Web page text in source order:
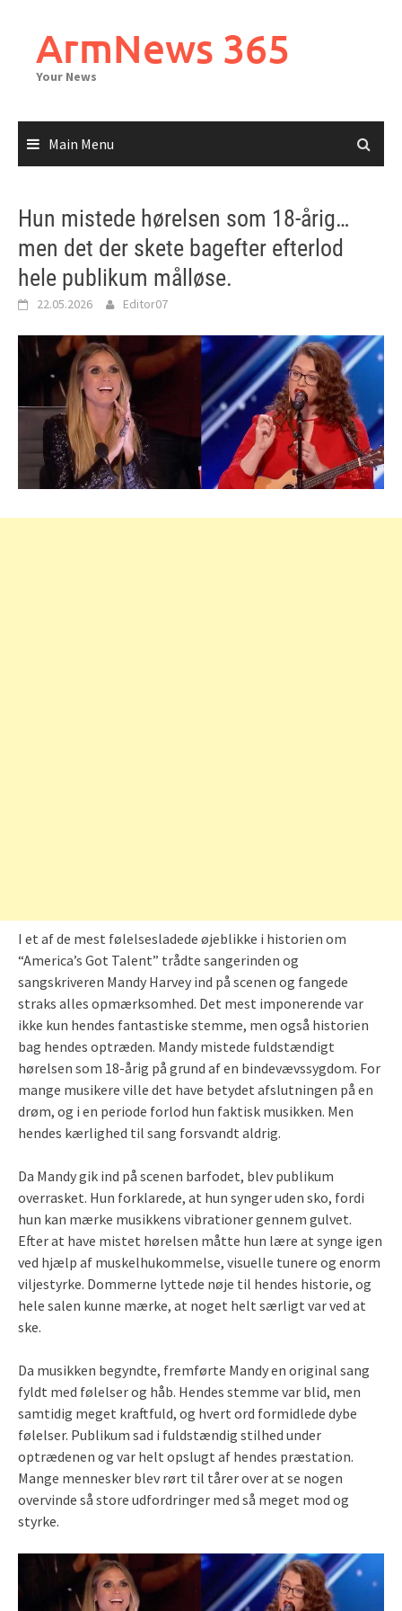
contentArmNews 365
Your News
Main Menu
Hun mistede hørelsen som 18-årig…
men det der skete bagefter efterlod
hele publikum målløse.
22.05.2026 Editor07
I et af de mest følelsesladede øjeblikke i historien om
“America’s Got Talent” trådte sangerinden og
sangskriveren Mandy Harvey ind på scenen og fangede
straks alles opmærksomhed. Det mest imponerende var
ikke kun hendes fantastiske stemme, men også historien
bag hendes optræden. Mandy mistede fuldstændigt
hørelsen som 18-årig på grund af en bindevævssygdom. For
mange musikere ville det have betydet afslutningen på en
drøm, og i en periode forlod hun faktisk musikken. Men
hendes kærlighed til sang forsvandt aldrig.
Da Mandy gik ind på scenen barfodet, blev publikum
overrasket. Hun forklarede, at hun synger uden sko, fordi
hun kan mærke musikkens vibrationer gennem gulvet.
Efter at have mistet hørelsen måtte hun lære at synge igen
ved hjælp af muskelhukommelse, visuelle tunere og enorm
viljestyrke. Dommerne lyttede nøje til hendes historie, og
hele salen kunne mærke, at noget helt særligt var ved at
ske.
Da musikken begyndte, fremførte Mandy en original sang
fyldt med følelser og håb. Hendes stemme var blid, men
samtidig meget kraftfuld, og hvert ord formidlede dybe
følelser. Publikum sad i fuldstændig stilhed under
optrædenen og var helt opslugt af hendes præstation.
Mange mennesker blev rørt til tårer over at se nogen
overvinde så store udfordringer med så meget mod og
styrke.